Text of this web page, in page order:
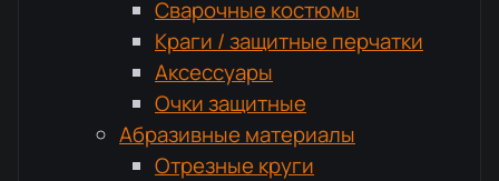
Сварочные костюмы
Краги / защитные перчатки
Аксессуары
Очки защитные
Абразивные материалы
Отрезные круги